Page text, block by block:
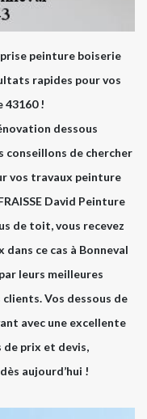
peinture boiserie
rapides pour vos
43160 !
dessous
conseillons de chercher
vos travaux peinture
David Peinture
de toit, vous recevez
ce cas à Bonneval
leurs meilleures
Vos dessous de
avec une excellente
prix et devis,
aujourd’hui !